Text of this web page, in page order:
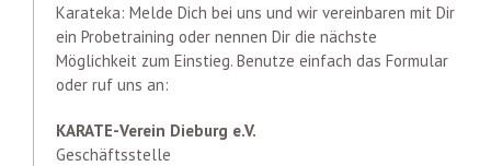
Karateka: Melde Dich bei uns und wir vereinbaren mit Dir
ein Probetraining oder nennen Dir die nächste
Möglichkeit zum Einstieg. Benutze einfach das Formular
oder ruf uns an:
KARATE-Verein Dieburg e.V.
Geschäftsstelle